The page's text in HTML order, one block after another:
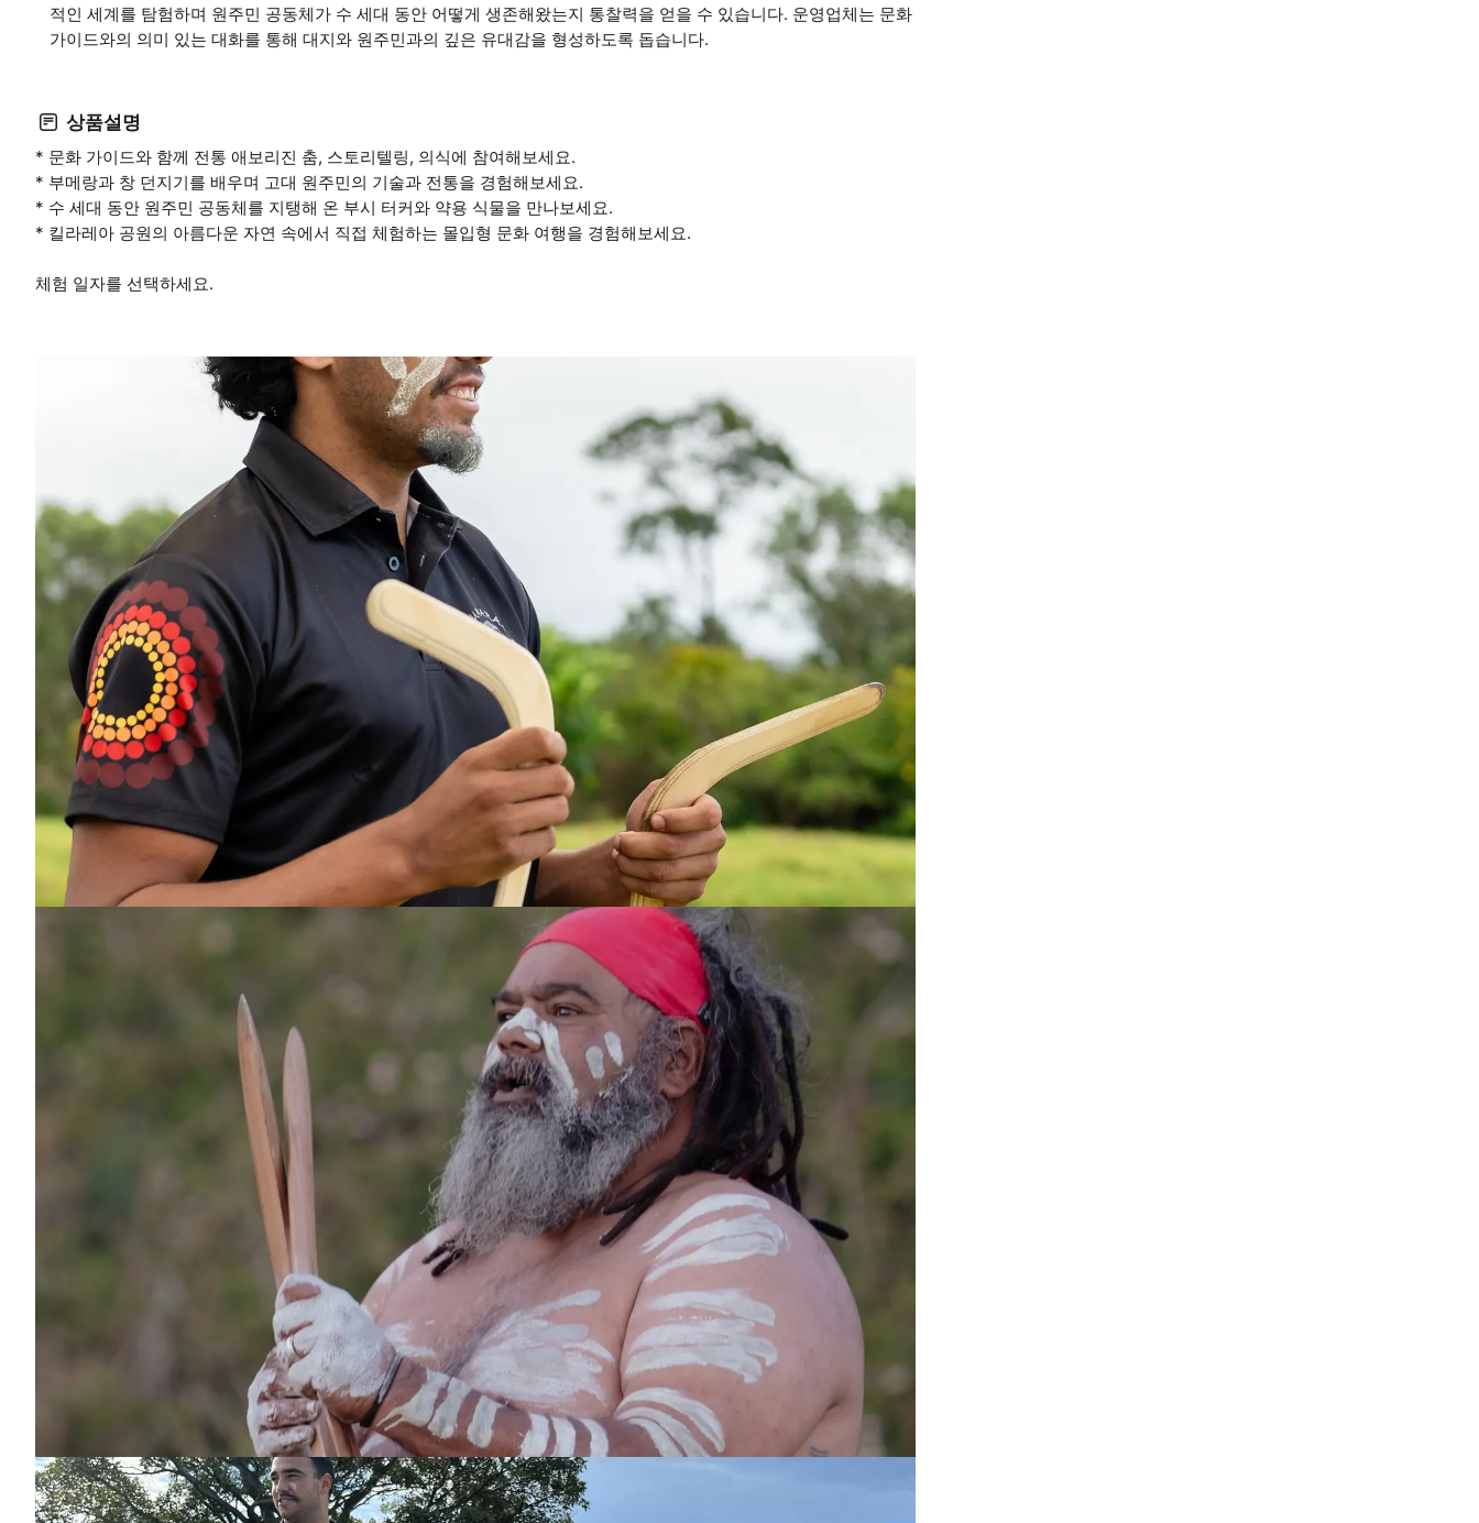
적인 세계를 탐험하며 원주민 공동체가 수 세대 동안 어떻게 생존해왔는지 통찰력을 얻을 수 있습니다. 운영업체는 문화
가이드와의 의미 있는 대화를 통해 대지와 원주민과의 깊은 유대감을 형성하도록 돕습니다.
상품설명
* 문화 가이드와 함께 전통 애보리진 춤, 스토리텔링, 의식에 참여해보세요.
* 부메랑과 창 던지기를 배우며 고대 원주민의 기술과 전통을 경험해보세요.
* 수 세대 동안 원주민 공동체를 지탱해 온 부시 터커와 약용 식물을 만나보세요.
* 킬라레아 공원의 아름다운 자연 속에서 직접 체험하는 몰입형 문화 여행을 경험해보세요.
체험 일자를 선택하세요.